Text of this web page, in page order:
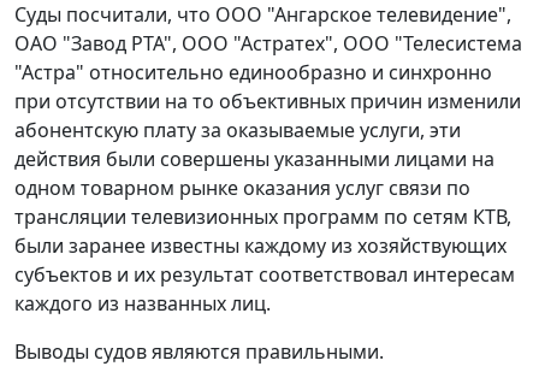
Суды посчитали, что ООО "Ангарское телевидение",
ОАО "Завод РТА", ООО "Астратех", ООО "Телесистема
"Астра" относительно единообразно и синхронно
при отсутствии на то объективных причин изменили
абонентскую плату за оказываемые услуги, эти
действия были совершены указанными лицами на
одном товарном рынке оказания услуг связи по
трансляции телевизионных программ по сетям КТВ,
были заранее известны каждому из хозяйствующих
субъектов и их результат соответствовал интересам
каждого из названных лиц.
Выводы судов являются правильными.